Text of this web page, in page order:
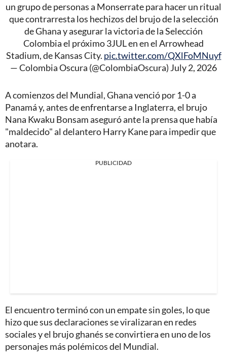
un grupo de personas a Monserrate para hacer un ritual
que contrarresta los hechizos del brujo de la selección
de Ghana y asegurar la victoria de la Selección
Colombia el próximo 3JUL en en el Arrowhead
Stadium, de Kansas City. pic.twitter.com/QXlFoMNuyf
— Colombia Oscura (@ColombiaOscura) July 2, 2026
A comienzos del Mundial, Ghana venció por 1-0 a
Panamá y, antes de enfrentarse a Inglaterra, el brujo
Nana Kwaku Bonsam aseguró ante la prensa que había
"maldecido" al delantero Harry Kane para impedir que
anotara.
PUBLICIDAD
El encuentro terminó con un empate sin goles, lo que
hizo que sus declaraciones se viralizaran en redes
sociales y el brujo ghanés se convirtiera en uno de los
personajes más polémicos del Mundial.